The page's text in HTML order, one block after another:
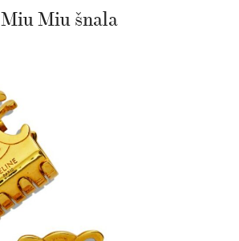
Miu Miu šnala